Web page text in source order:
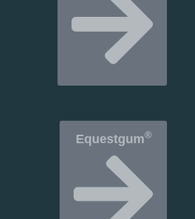
Equestgum®